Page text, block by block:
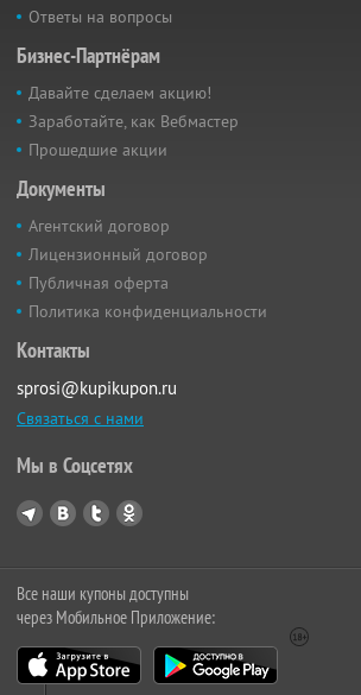
Ответы на вопросы
Бизнес-Партнёрам
Давайте сделаем акцию!
Заработайте, как Вебмастер
Прошедшие акции
Документы
Агентский договор
Лицензионный договор
Публичная оферта
Политика конфиденциальности
Контакты
sprosi@kupikupon.ru
Связаться с нами
Мы в Соцсетях
Все наши купоны доступны
через Мобильное Приложение: